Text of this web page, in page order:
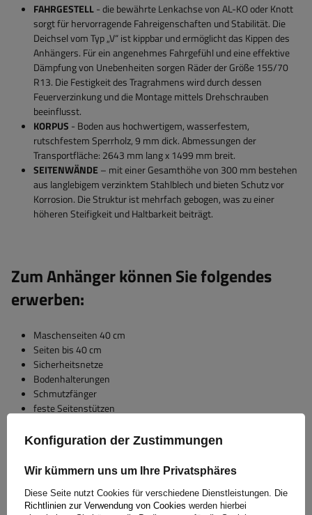
FAHRGESTELL- die bewährte Lenkachse von AL-KO oder Knott
sorgt für hervorragende Fahreigenschaften und Stabilität. Die
Deichsel vom Typ „V“ ist kippbar und ermöglicht das Kippen des
Anhängers. Für ein angenehmes Fahrgefühl und eine effektive
Dämpfung von Unebenheiten sorgen Räder der Größe 155/70
R13. Die Festigkeit des Tragrahmens wird durch dessen
Feuerverzinkung und die Montage mittels Drehschrauben
beeinflusst.
KORPUS - Boden aus hochwertigem, wasserfestem,
rutschfestem Sperrholz, 9 mm dick. Abmessungen der
Transportfläche: 2643 mm lang x 1499 mm breit.
SEITENWÄNDE– mit einer Gesamthöhe von 300 mm bestehen
aus langlebigem verzinktem Stahlblech und bieten Schutz vor
Korrosion. Die Struktur ist mehrfach gebogen, was zu einer
höheren Steifigkeit und Haltbarkeit beiträgt.
Zum Anhänger können Sie folgendes
erwerben:
Maschenseiten 40 cm
Seiten bis 40 cm
Sicherheitsnetze
Bodenhalterungen
Schmutzfänger
feste Seitenstützen
Unterlegkeile
... und passen Sie es so Ihren Bedürfnissen an!
Konfiguration der Zustimmungen
Wir kümmern uns um Ihre Privatsphäres
Diese Seite nutzt Cookies für verschiedene Dienstleistungen. Die
Richtlinien zur Verwendung von Cookies werden hierbei